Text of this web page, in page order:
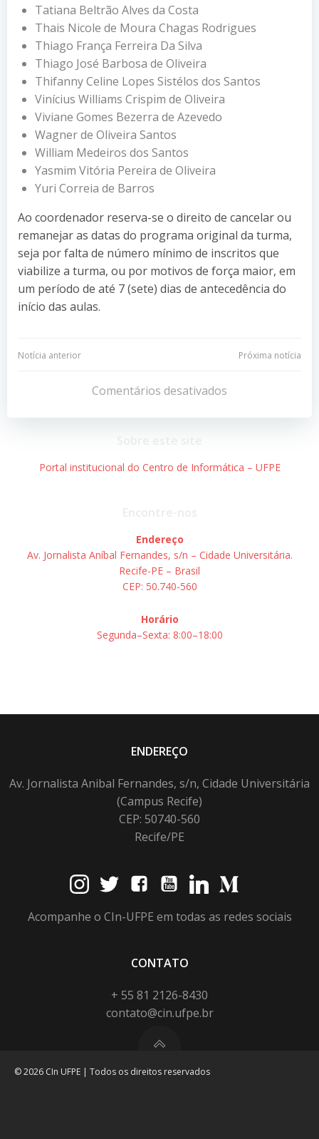
Tatiana Beltrão Alves da Costa
Thais Nicole de Moura Chagas Rodrigues
Thiago França Ferreira Da Silva
Thiago José Barbosa de Oliveira
Thifanny Celine Lopes Sistélos dos Santos
Vinícius Williams Crispim de Oliveira
Viviane Gomes Bezerra de Azevedo
Wagner de Oliveira Santos
William Medeiros dos Santos
Yasmim Vitória Pereira de Oliveira
Yuri Correia de Barros
Ao coordenador reserva-se o direito de cancelar ou
remanejar as datas do programa original da turma,
seja por falta de número mínimo de inscritos que
viabilize a turma, ou por motivos de força maior, em
um período de até 7 (sete) dias de antecedência do
início das aulas.
Navegação
Post
Notícia anterior
Navegação
de
Post
Próxima notícia
Comentários desativados
Portal institucional do Centro de Informática – UFPE
Endereço
Av. Jornalista Aníbal Fernandes, s/n – Cidade Universitária.
Recife-PE – Brasil
CEP: 50.740-560
Horário
Segunda–Sexta: 8:00–18:00
ENDEREÇO
Av. Jornalista Anibal Fernandes, s/n, Cidade Universitária
(Campus Recife)
CEP: 50740-560
Recife/PE
Acompanhe o CIn-UFPE em todas as redes sociais
CONTATO
+ 55 81 2126-8430
contato@cin.ufpe.br
© 2026 CIn UFPE | Todos os direitos reservados